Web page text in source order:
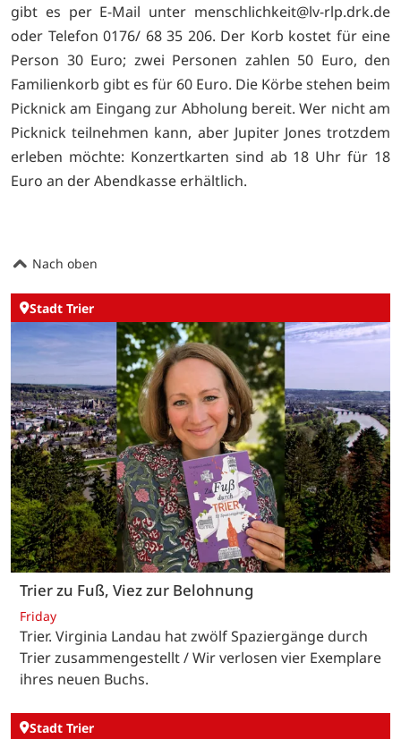
gibt es per E-Mail unter menschlichkeit@lv-rlp.drk.de
oder Telefon 0176/ 68 35 206. Der Korb kostet für eine
Person 30 Euro; zwei Personen zahlen 50 Euro, den
Familienkorb gibt es für 60 Euro. Die Körbe stehen beim
Picknick am Eingang zur Abholung bereit. Wer nicht am
Picknick teilnehmen kann, aber Jupiter Jones trotzdem
erleben möchte: Konzertkarten sind ab 18 Uhr für 18
Euro an der Abendkasse erhältlich.
Nach oben
Stadt Trier
Trier zu Fuß, Viez zur Belohnung
Friday
Trier. Virginia Landau hat zwölf Spaziergänge durch
Trier zusammengestellt / Wir verlosen vier Exemplare
ihres neuen Buchs.
Stadt Trier